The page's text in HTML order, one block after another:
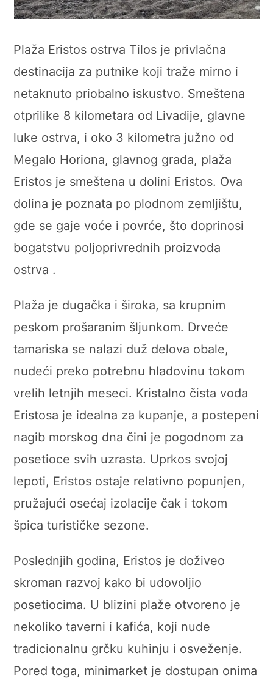
Plaža Eristos ostrva Tilos je privlačna
destinacija za putnike koji traže mirno i
netaknuto priobalno iskustvo. Smeštena
otprilike 8 kilometara od Livadije, glavne
luke ostrva, i oko 3 kilometra južno od
Megalo Horiona, glavnog grada, plaža
Eristos je smeštena u dolini Eristos. Ova
dolina je poznata po plodnom zemljištu,
gde se gaje voće i povrće, što doprinosi
bogatstvu poljoprivrednih proizvoda
ostrva .
Plaža je dugačka i široka, sa krupnim
peskom prošaranim šljunkom. Drveće
tamariska se nalazi duž delova obale,
nudeći preko potrebnu hladovinu tokom
vrelih letnjih meseci. Kristalno čista voda
Eristosa je idealna za kupanje, a postepeni
nagib morskog dna čini je pogodnom za
posetioce svih uzrasta. Uprkos svojoj
lepoti, Eristos ostaje relativno popunjen,
pružajući osećaj izolacije čak i tokom
špica turističke sezone.
Poslednjih godina, Eristos je doživeo
skroman razvoj kako bi udovoljio
posetiocima. U blizini plaže otvoreno je
nekoliko taverni i kafića, koji nude
tradicionalnu grčku kuhinju i osveženje.
Pored toga, minimarket je dostupan onima